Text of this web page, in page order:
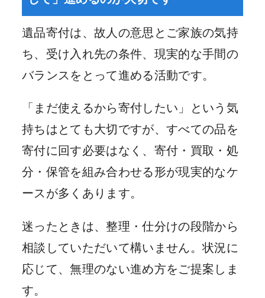
遺品寄付は、故人の意思とご家族の気持
ち、受け入れ先の条件、現実的な手間の
バランスをとって進める活動です。
「まだ使えるから寄付したい」という気
持ちはとても大切ですが、すべての品を
寄付に回す必要はなく、寄付・買取・処
分・保管を組み合わせる形が現実的なケ
ースが多くあります。
迷ったときは、整理・仕分けの段階から
相談していただいて構いません。状況に
応じて、無理のない進め方をご提案しま
す。